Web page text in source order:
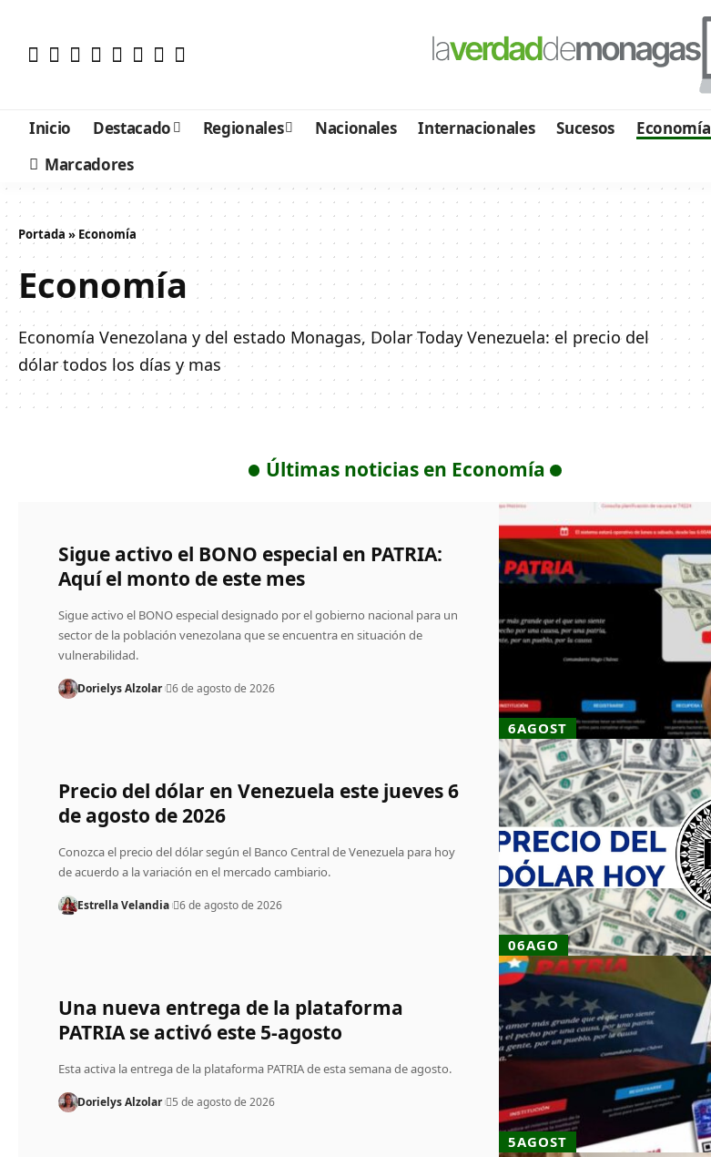
Inicio Destacado Regionales Nacionales Internacionales Sucesos Economía
Marcadores
Portada » Economía
Economía
Economía Venezolana y del estado Monagas, Dolar Today Venezuela: el precio del
dólar todos los días y mas
Últimas noticias en Economía
6AGOST
Sigue activo el BONO especial en PATRIA:
Aquí el monto de este mes
Sigue activo el BONO especial designado por el gobierno nacional para un
sector de la población venezolana que se encuentra en situación de
vulnerabilidad.
Dorielys Alzolar 6 de agosto de 2026
06AGO
Precio del dólar en Venezuela este jueves 6
de agosto de 2026
Conozca el precio del dólar según el Banco Central de Venezuela para hoy
de acuerdo a la variación en el mercado cambiario.
Estrella Velandia 6 de agosto de 2026
5AGOST
Una nueva entrega de la plataforma
PATRIA se activó este 5-agosto
Esta activa la entrega de la plataforma PATRIA de esta semana de agosto.
Dorielys Alzolar 5 de agosto de 2026